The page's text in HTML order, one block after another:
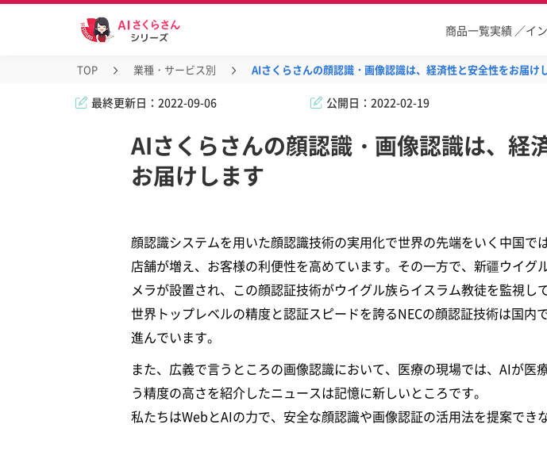
商品一覧実績 ／イ
TOP 業種・サービス別 AIさくらさんの顔認識・画像認識は、経済性と安全性をお届け
最終更新日： 2022-09-06 公開日：2022-02-19
AIさくらさんの顔認識・画像認識は、経
お届けします
顔認識システムを用いた顔認識技術の実用化で世界の先端をいく中国で
店舗が増え、お客様の利便性を高めています。その一方で、新疆ウイグ
メラが設置され、この顔認証技術がウイグル族らイスラム教徒を監視し
世界トップレベルの精度と認証スピードを誇るNECの顔認証技術は国内
進んでいます。
また、広義で言うところの画像認識において、医療の現場では、AIが医
う精度の高さを紹介したニュースは記憶に新しいところです。
私たちはWebとAIの力で、安全な顔認識や画像認証の活用法を提案でき